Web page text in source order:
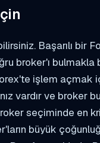
Başarılı bir
broker'ı bulmakla
işlem açmak
vardır ve broker
seçiminde en
büyük